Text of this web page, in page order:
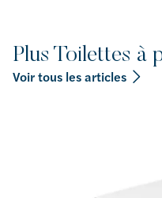
Plus Toilettes à
Voir tous les articles